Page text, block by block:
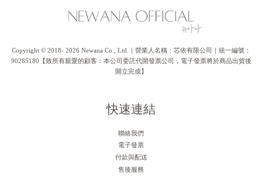
Copyright © 2018- 2026 Newana Co., Ltd.｜營業人名稱：芯依有限公司｜統一編號：
90285180【致所有親愛的顧客：本公司委託代開發票公司，電子發票將於商品出貨後
開立完成】
快速連結
聯絡我們
電子發票
付款與配送
售後服務